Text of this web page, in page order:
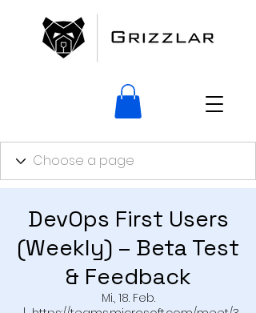
DevOps First Users
(Weekly) – Beta Test
& Feedback
Mi., 18. Feb.